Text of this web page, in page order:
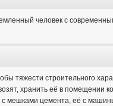
человек с
тяжести строительного
хранить её в помещении
мешками цемента, её с